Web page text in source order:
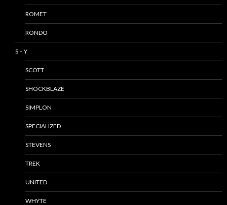
ROMET
RONDO
S – Y
SCOTT
SHOCKBLAZE
SIMPLON
SPECIALIZED
STEVENS
TREK
UNITED
WHYTE